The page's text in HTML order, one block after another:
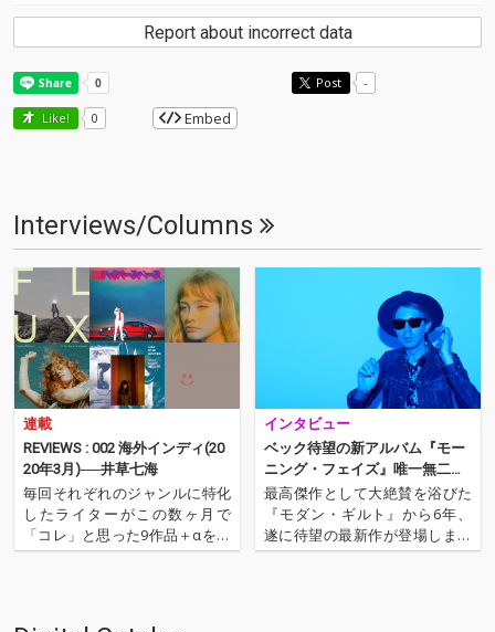
Report about incorrect data
Post -
Like! 0 Embed
Interviews/Columns
連載
REVIEWS : 002 海外インディ(20
20年3月)──井草七海
毎回それぞれのジャンルに特化
したライターがこの数ヶ月で
「コレ」と思った9作品＋αを紹
介するコーナー。今回はTURN
インタビュー
ベック待望の新アルバム『モー
ニング・フェイズ』唯一無二の
ポップ・アイコン、カムバック!!
最高傑作として大絶賛を浴びた
『モダン・ギルト』から6年、
遂に待望の最新作が登場しまし
た! また、代表曲「ルーザー」の